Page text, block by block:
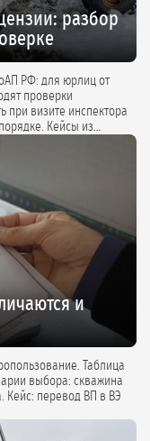
разбор
РФ: для юрлиц от
при визите инспектора
и
Таблица
Кейс: перевод ВП в ВЭ